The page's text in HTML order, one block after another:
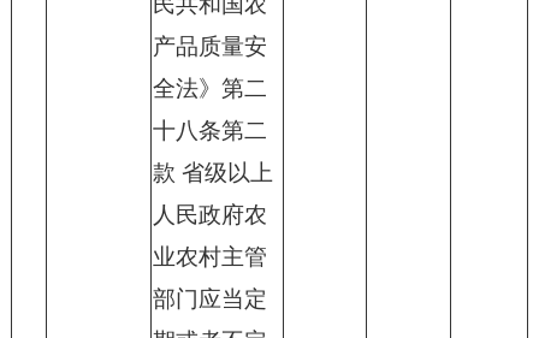
产品质量安
全法》第二
十八条第二
款 省级以上
人民政府农
业农村主管
部门应当定